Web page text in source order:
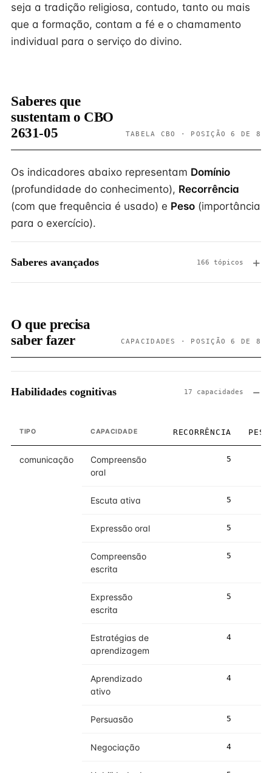
seja a tradição religiosa, contudo, tanto ou mais
que a formação, contam a fé e o chamamento
individual para o serviço do divino.
Saberes que
sustentam o CBO
2631-05
TABELA CBO · POSIÇÃO 6 DE 8
Os indicadores abaixo representam Domínio
(profundidade do conhecimento), Recorrência
(com que frequência é usado) e Peso (importância
para o exercício).
Saberes avançados 166 tópicos
O que precisa
saber fazer
CAPACIDADES · POSIÇÃO 6 DE 8
Habilidades cognitivas 17 capacidades
TIPO CAPACIDADE RECORRÊNCIA PESO
comunicação
Compreensão
oral
5
Escuta ativa 5
Expressão oral 5
Compreensão
escrita
5
Expressão
escrita
5
Estratégias de
aprendizagem
4
Aprendizado
ativo
4
Persuasão 5
Negociação 4